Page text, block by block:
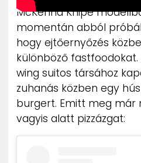
McKenna Knipe
momentán abból
hogy ejtőernyőzés
különböző
wing suitos társához
zuhanás közben egy
burgert. Emitt meg
vagyis alatt pizzázgat: